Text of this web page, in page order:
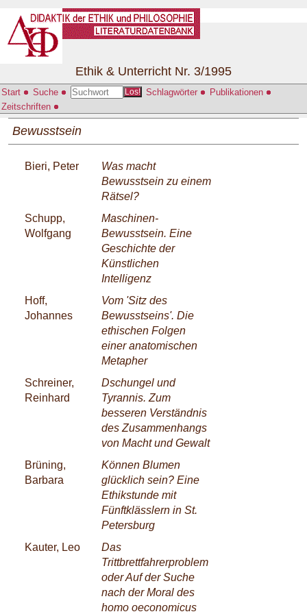
Start Suche Los! Schlagwörter
Publikationen
Zeitschriften
Ethik & Unterricht Nr. 3/1995
Bewusstsein
Bieri, Peter
Was macht
Bewusstsein zu einem
Rätsel?
Schupp,
Wolfgang
Maschinen-
Bewusstsein. Eine
Geschichte der
Künstlichen
Intelligenz
Hoff,
Johannes
Vom 'Sitz des
Bewusstseins'. Die
ethischen Folgen
einer anatomischen
Metapher
Schreiner,
Reinhard
Dschungel und
Tyrannis. Zum
besseren Verständnis
des Zusammenhangs
von Macht und Gewalt
Brüning,
Barbara
Können Blumen
glücklich sein? Eine
Ethikstunde mit
Fünftklässlern in St.
Petersburg
Kauter, Leo
Das
Trittbrettfahrerproblem
oder Auf der Suche
nach der Moral des
homo oeconomicus